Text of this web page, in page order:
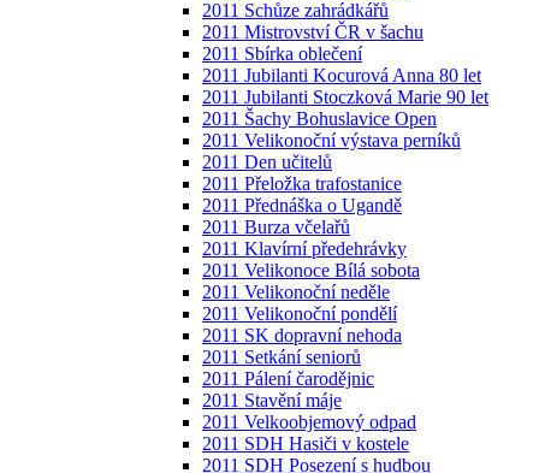
2011 Schůze zahrádkářů
2011 Mistrovství ČR v šachu
2011 Sbírka oblečení
2011 Jubilanti Kocurová Anna 80 let
2011 Jubilanti Stoczková Marie 90 let
2011 Šachy Bohuslavice Open
2011 Velikonoční výstava perníků
2011 Den učitelů
2011 Přeložka trafostanice
2011 Přednáška o Ugandě
2011 Burza včelařů
2011 Klavírní předehrávky
2011 Velikonoce Bílá sobota
2011 Velikonoční neděle
2011 Velikonoční pondělí
2011 SK dopravní nehoda
2011 Setkání seniorů
2011 Pálení čarodějnic
2011 Stavění máje
2011 Velkoobjemový odpad
2011 SDH Hasiči v kostele
2011 SDH Posezení s hudbou